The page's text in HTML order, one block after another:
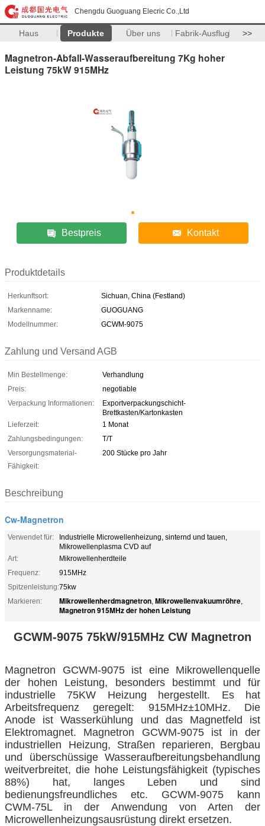
Chengdu Guoguang Elecric Co.,Ltd
Haus Produkte Über uns Fabrik-Ausflug >>
Magnetron-Abfall-Wasseraufbereitung 7Kg hoher
Leistung 75kW 915MHz
Bestpreis Kontakt
Produktdetails
Herkunftsort:
Sichuan, China (Festland)
Markenname:
GUOGUANG
Modellnummer:
GCWM-9075
Zahlung und Versand AGB
Min Bestellmenge:
Verhandlung
Preis:
negotiable
Verpackung Informationen:
Exportverpackungschicht-
Brettkasten/Kartonkasten
Lieferzeit:
1 Monat
Zahlungsbedingungen:
T/T
Versorgungsmaterial-
Fähigkeit:
200 Stücke pro Jahr
Beschreibung
Cw-Magnetron
Verwendet für:
Industrielle Microwellenheizung, sinternd und tauen,
Mikrowellenplasma CVD auf
Art:
Mikrowellenherdteile
Frequenz:
915MHz
Spitzenleistung:75kw
Markieren:
Mikrowellenherdmagnetron, Mikrowellenvakuumröhre,
Magnetron 915MHz der hohen Leistung
GCWM-9075 75kW/915MHz CW Magnetron
Magnetron GCWM-9075 ist eine Mikrowellenquelle
der hohen Leistung, besonders bestimmt und für
industrielle 75KW Heizung hergestellt. Es hat
Arbeitsfrequenz geregelt: 915MHz±10MHz. Die
Anode ist Wasserkühlung und das Magnetfeld ist
Elektromagnet. Magnetron GCWM-9075 ist in der
industriellen Heizung, Straßen reparieren, Bergbau
und überschüssige Wasseraufbereitungsbehandlung
weitverbreitet, die hohe Leistungsfähigkeit (typisches
88%) hat, langes Leben und sind
bedienungsfreundliches etc. GCWM-9075 kann
CWM-75L in der Anwendung von Arten der
Microwellenheizungsausrüstung direkt ersetzen.